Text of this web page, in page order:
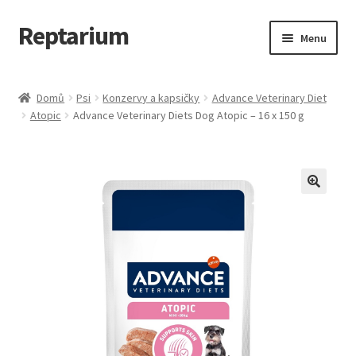
Přeskočit
na
Přejít
k
webu
Reptarium Menu
Košík
Domů Psi Konzervy a kapsičky
Advance Veterinary Diet
Atopic
Advance Veterinary Diets Dog Atopic – 16 x 150 g